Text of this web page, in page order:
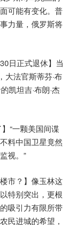
可能有变化。普
力量，俄罗斯将
日正式退休】当
大法官斯蒂芬·布
凯坦吉·布朗·杰
“一颗美国间谍
料中国卫星竟然
视。”
市？】像玉林这
特别突出，更根
吸引力有限所带
民进城的希望，